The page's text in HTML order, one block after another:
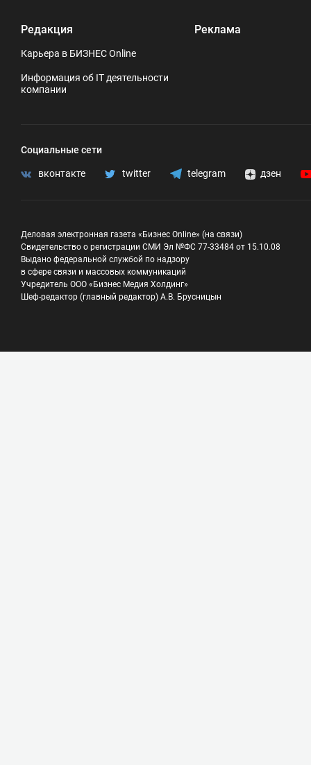
Редакция
Карьера в БИЗНЕС Online
Информация об IT деятельности
компании
Реклама
Социальные сети
вконтакте twitter telegram дзен
Деловая электронная газета «Бизнес Online» (на связи)
Свидетельство о регистрации СМИ Эл №ФС 77-33484 от 15.10.08
Выдано федеральной службой по надзору
в сфере связи и массовых коммуникаций
Учредитель ООО «Бизнес Медия Холдинг»
Шеф-редактор (главный редактор) А.В. Брусницын